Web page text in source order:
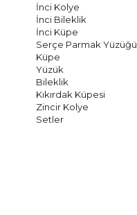
İnci Kolye
İnci Bileklik
İnci Küpe
Serçe Parmak Yüzüğü
Küpe
Yüzük
Bileklik
Kıkırdak Küpesi
Zincir Kolye
Setler